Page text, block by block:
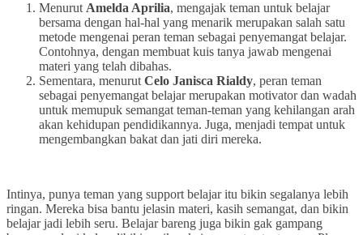
MenurutAmelda Aprilia, mengajak teman untuk belajar
bersama dengan hal-hal yang menarik merupakan salah satu
metode mengenai peran teman sebagai penyemangat belajar.
Contohnya, dengan membuat kuis tanya jawab mengenai
materi yang telah dibahas.
Sementara, menurutCelo Janisca Rialdy, peran teman
sebagai penyemangat belajar merupakan motivator dan wadah
untuk memupuk semangat teman-teman yang kehilangan arah
akan kehidupan pendidikannya. Juga, menjadi tempat untuk
mengembangkan bakat dan jati diri mereka.
Intinya, punya teman yang support belajar itu bikin segalanya lebih
ringan. Mereka bisa bantu jelasin materi, kasih semangat, dan bikin
belajar jadi lebih seru. Belajar bareng juga bikin gak gampang